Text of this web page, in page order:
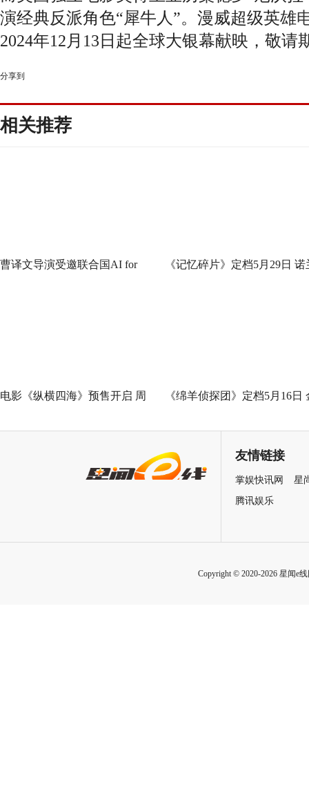
演经典反派角色“犀牛人”。漫威超级英雄
2024年12月13日起全球大银幕献映，敬请
分享到
相关推荐
曹译文导演受邀联合国AI for 《记忆碎片》定档5月29日 诺
电影《纵横四海》预售开启 周 《绵羊侦探团》定档5月16日
友情链接
掌娱快讯网
星
腾讯娱乐
Copyright © 2020-2026 星闻e